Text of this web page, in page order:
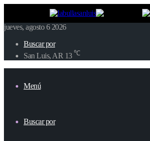
jueves, agosto 6 2026
Buscar por
San Luis, AR 13 ℃
Menú
Buscar por